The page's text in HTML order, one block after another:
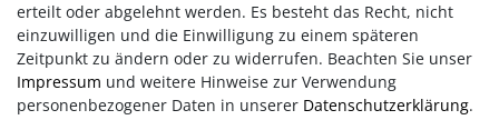
Impressum AGB Daten­schutz­erklärung
erteilt oder abgelehnt werden. Es besteht das Recht, nicht
einzuwilligen und die Einwilligung zu einem späteren
Zeitpunkt zu ändern oder zu widerrufen. Beachten Sie unser
Impressum und weitere Hinweise zur Verwendung
personenbezogener Daten in unserer Daten­schutz­erklärung.